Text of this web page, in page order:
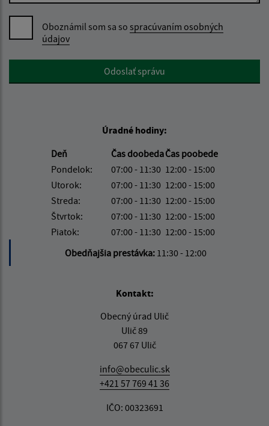
Oboznámil som sa so spracúvaním osobných
údajov
Google reCaptcha ResponseOdoslať správu
Úradné hodiny:
Deň
Čas doobedaČas poobede
Pondelok:
07:00 - 11:30 12:00 - 15:00
Utorok:
07:00 - 11:30 12:00 - 15:00
Streda:
07:00 - 11:30 12:00 - 15:00
Štvrtok:
07:00 - 11:30 12:00 - 15:00
Piatok:
07:00 - 11:30 12:00 - 15:00
Obedňajšia prestávka: 11:30 - 12:00
Kontakt:
Obecný úrad Ulič
Ulič 89
067 67 Ulič
info@obeculic.sk
+421 57 769 41 36
IČO: 00323691